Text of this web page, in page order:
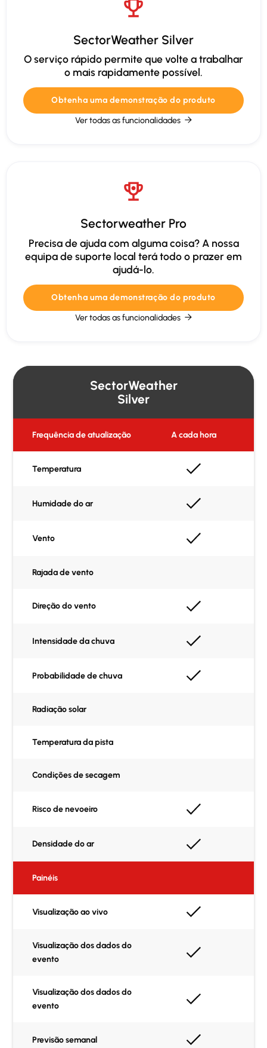
SectorWeather Silver
O serviço rápido permite que volte a trabalhar
o mais rapidamente possível.
Obtenha uma demonstração do produto
Ver todas as funcionalidades 
Sectorweather Pro
Precisa de ajuda com alguma coisa? A nossa
equipa de suporte local terá todo o prazer em
ajudá-lo.
Obtenha uma demonstração do produto
Ver todas as funcionalidades 
SectorWeather
Silver
Frequência de atualização A cada hora
Temperatura
Humidade do ar
Vento
Rajada de vento
Direção do vento
Intensidade da chuva
Probabilidade de chuva
Radiação solar
Temperatura da pista
Condições de secagem
Risco de nevoeiro
Densidade do ar
Painéis
Visualização ao vivo
Visualização dos dados do
evento
Visualização dos dados do
evento
Previsão semanal